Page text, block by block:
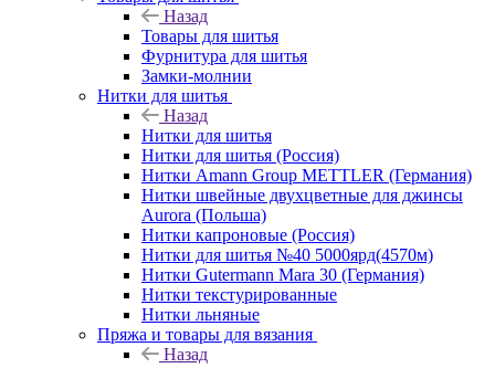
Назад
Товары для шитья
Фурнитура для шитья
Замки-молнии
Нитки для шитья
Назад
Нитки для шитья
Нитки для шитья (Россия)
Нитки Amann Group METTLER (Германия)
Нитки швейные двухцветные для джинсы
Aurora (Польша)
Нитки капроновые (Россия)
Нитки для шитья №40 5000ярд(4570м)
Нитки Gutermann Mara 30 (Германия)
Нитки текстурированные
Нитки льняные
Пряжа и товары для вязания
Назад